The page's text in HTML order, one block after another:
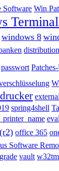
Software Win
windows 8
distribution
passwort
drucker external
spring4shell
office 365
Software
vault w32tm